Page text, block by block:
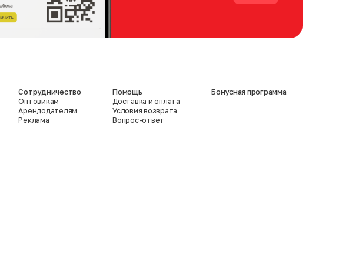
Сотрудничество
Оптовикам
Арендодателям
Реклама
Помощь
Доставка и оплата
Условия возврата
Вопрос-ответ
Бонусная программа